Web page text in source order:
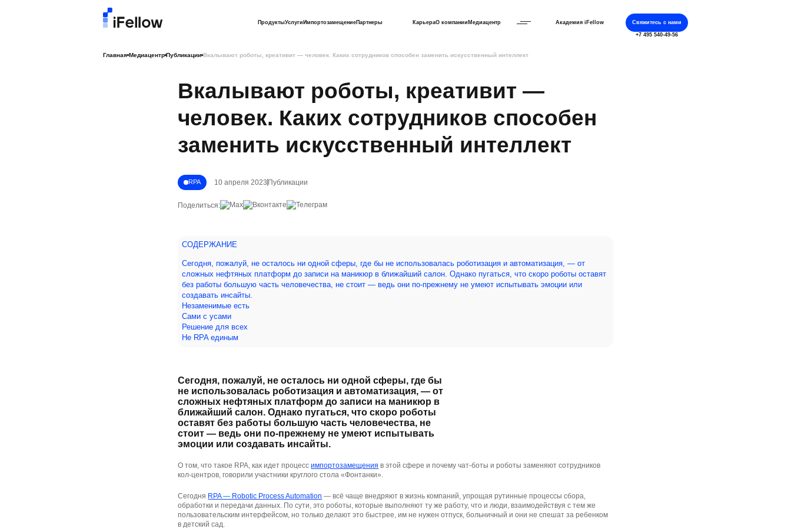
ПродуктыУслугиИмпортозамещениеПартнеры КарьераО компанииМедиацентр Академия iFellow
Свяжитесь с нами
+7 495 540-49-56
Главная Медиацентр Публикации Вкалывают роботы, креативит — человек. Каких сотрудников способен заменить искусственный интеллект
Вкалывают роботы, креативит —
человек. Каких сотрудников способен
заменить искусственный интеллект
RPA 10 апреля 2023 Публикации
Поделиться:
СОДЕРЖАНИЕ
Сегодня, пожалуй, не осталось ни одной сферы, где бы не использовалась роботизация и автоматизация, — от
сложных нефтяных платформ до записи на маникюр в ближайший салон. Однако пугаться, что скоро роботы оставят
без работы большую часть человечества, не стоит — ведь они по-прежнему не умеют испытывать эмоции или
создавать инсайты.
Незаменимые есть
Сами с усами
Решение для всех
Не RPA единым
Сегодня, пожалуй, не осталось ни одной сферы, где бы
не использовалась роботизация и автоматизация, — от
сложных нефтяных платформ до записи на маникюр в
ближайший салон. Однако пугаться, что скоро роботы
оставят без работы большую часть человечества, не
стоит — ведь они по-прежнему не умеют испытывать
эмоции или создавать инсайты.
О том, что такое RPA, как идет процессимпортозамещения в этой сфере и почему чат-боты и роботы заменяют сотрудников
кол-центров, говорили участники круглого стола «Фонтанки».
Сегодня RPA — Robotic Process Automation — всё чаще внедряют в жизнь компаний, упрощая рутинные процессы сбора,
обработки и передачи данных. По сути, это роботы, которые выполняют ту же работу, что и люди, взаимодействуя с тем же
пользовательским интерфейсом, но только делают это быстрее, им не нужен отпуск, больничный и они не спешат за ребенком
в детский сад.